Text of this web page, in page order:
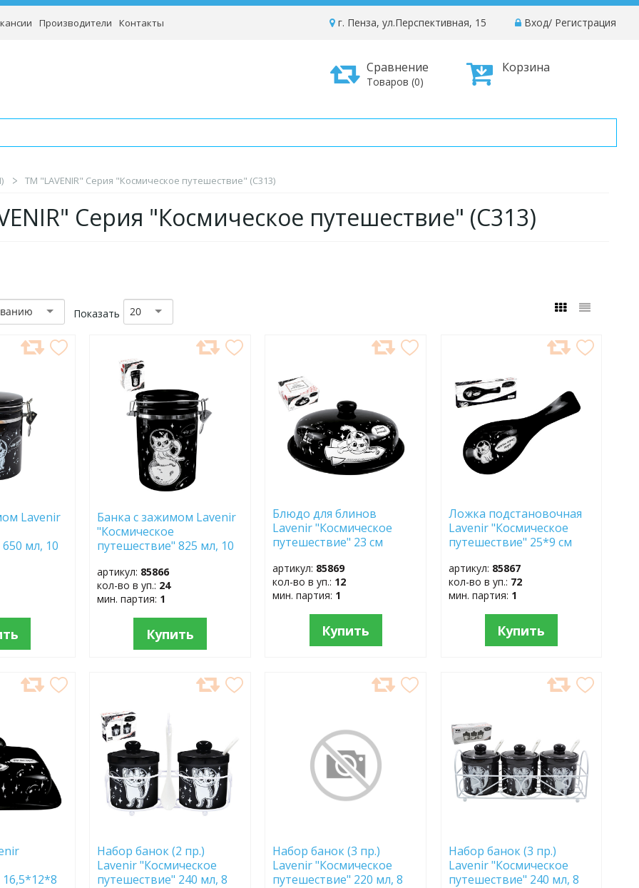
Производители Контакты Вход/ Регистрация
г. Пенза, ул.Перспективная, 15
Корзина
Сравнение
Товаров (0)
TM "LAVENIR" Серия "Космическое путешествие" (C313)
Серия "Космическое путешествие" (C313)
Показать 20
Lavenir
мл, 10
В
ИЗБРАННОЕ
Банка с зажимом Lavenir
"Космическое
путешествие" 825 мл, 10
артикул: 85866
кол-во в уп.: 24
мин. партия: 1
Купить
ИЗБРАННОЕ
Блюдо для блинов
Lavenir "Космическое
путешествие" 23 см
артикул: 85869
кол-во в уп.: 12
мин. партия: 1
Купить
ИЗБРАННОЕ
Ложка подстановочная
Lavenir "Космическое
путешествие" 25*9 см
артикул: 85867
кол-во в уп.: 72
мин. партия: 1
Купить
ИЗБРАННОЕ
Набор банок (2 пр.)
Lavenir "Космическое
путешествие" 240 мл, 8
Набор банок (3 пр.)
Lavenir "Космическое
путешествие" 220 мл, 8
Набор банок (3 пр.)
Lavenir "Космическое
путешествие" 240 мл, 8